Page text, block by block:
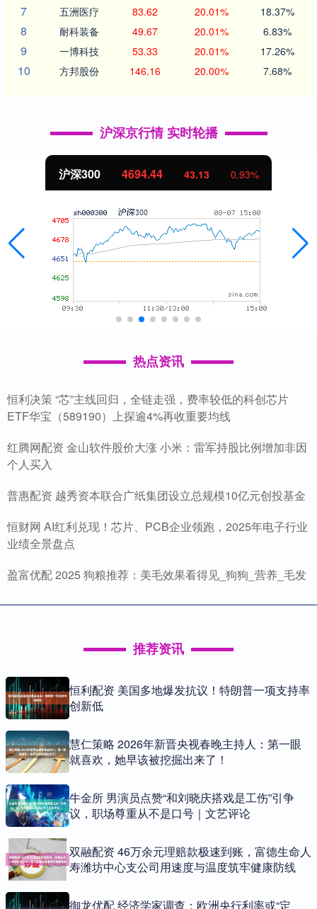
7 五洲医疗 83.62 20.01% 18.37%
8 耐科装备 49.67 20.01% 6.83%
9 一博科技 53.33 20.01% 17.26%
10 方邦股份 146.16 20.00% 7.68%
沪深京行情 实时轮播
沪深300 4694.44 43.13 0.93%
热点资讯
恒利决策 “芯”主线回归，全链走强，费率较低的科创芯片
ETF华宝（589190）上探逾4%再收重要均线
红腾网配资 金山软件股价大涨 小米：雷军持股比例增加非因
个人买入
普惠配资 越秀资本联合广纸集团设立总规模10亿元创投基金
恒财网 AI红利兑现！芯片、PCB企业领跑，2025年电子行业
业绩全景盘点
盈富优配 2025 狗粮推荐：美毛效果看得见_狗狗_营养_毛发
推荐资讯
恒利配资 美国多地爆发抗议！特朗普一项支持率
创新低
慧仁策略 2026年新晋央视春晚主持人：第一眼
就喜欢，她早该被挖掘出来了！
牛金所 男演员点赞“和刘晓庆搭戏是工伤”引争
议，职场尊重从不是口号｜文艺评论
双融配资 46万余元理赔款极速到账，富德生命人
寿潍坊中心支公司用速度与温度筑牢健康防线
御龙优配 经济学家调查：欧洲央行利率或“定